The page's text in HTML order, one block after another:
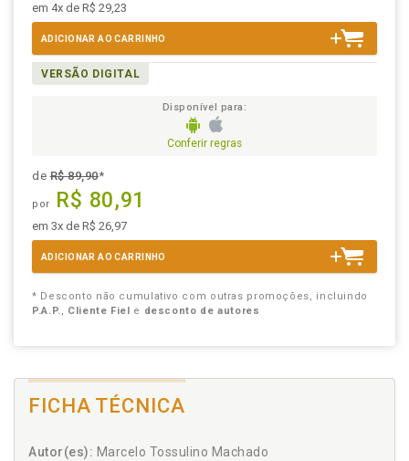
em 4x de R$ 29,23
ADICIONAR AO CARRINHO
VERSÃO DIGITAL
Disponível para:
Conferir regras
deR$ 89,90*
por R$ 80,91
em 3x de R$ 26,97
ADICIONAR AO CARRINHO
* Desconto não cumulativo com outras promoções, incluindo
P.A.P., Cliente Fiel e desconto de autores
FICHA TÉCNICA
Autor(es): Marcelo Tossulino Machado